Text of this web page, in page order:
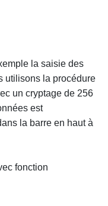
la saisie des
utilisons la procédure
un cryptage de 256
est
la barre en haut à
fonction